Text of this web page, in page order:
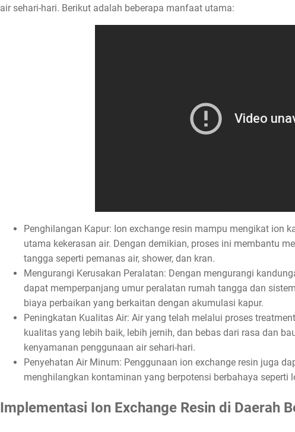
air sehari-hari. Berikut adalah beberapa manfaat utama:
Penghilangan Kapur: Ion exchange resin mampu mengikat ion
utama kekerasan air. Dengan demikian, proses ini membantu
tangga seperti pemanas air, shower, dan kran.
Mengurangi Kerusakan Peralatan: Dengan mengurangi
dapat memperpanjang umur peralatan rumah tangga dan
biaya perbaikan yang berkaitan dengan akumulasi kapur.
Peningkatan Kualitas Air: Air yang telah melalui proses
kualitas yang lebih baik, lebih jernih, dan bebas dari rasa dan
kenyamanan penggunaan air sehari-hari.
Penyehatan Air Minum: Penggunaan ion exchange resin juga
menghilangkan kontaminan yang berpotensi berbahaya seperti
Implementasi Ion Exchange Resin di Daerah